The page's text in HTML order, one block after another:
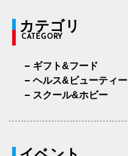
カテゴリ
CATEGORY
ギフト&フード
ヘルス&ビューティー
スクール&ホビー